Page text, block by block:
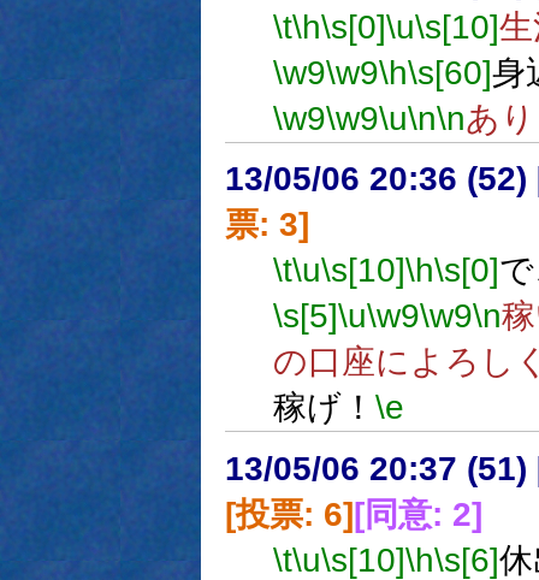
\t\h\s[0]\u\s[10]
\w9\w9\h\s[60]身
\w9\w9\u\n\nあ
13/05/06 20:36 (52)
票: 3]
\t\u\s[10]\h\s[0]
\s[5]\u\w9\w9\n
の口座によろし
稼げ！ \e
13/05/06 20:37 (51)
[投票: 6][同意: 2]
\t\u\s[10]\h\s[6]